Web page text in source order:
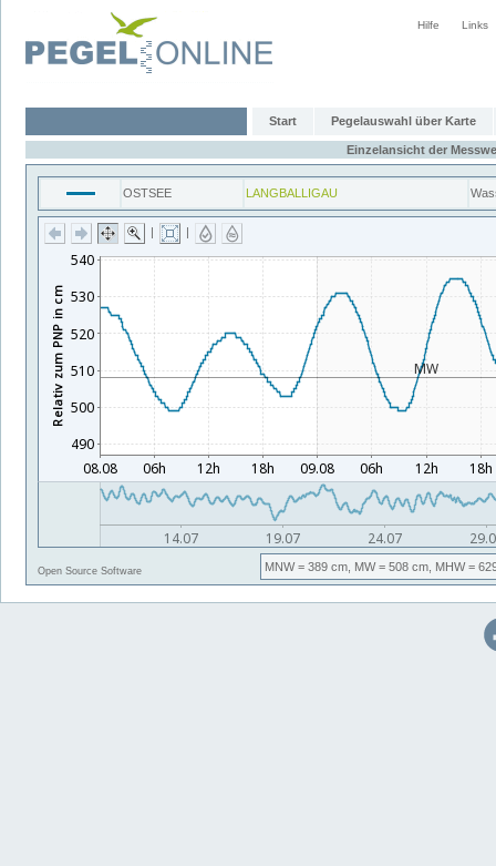
Hilfe Links
Start Pegelauswahl über Karte
Einzelansicht der
OSTSEE LANGBALLIGAU
| |
Open Source Software MNW= 389 cm, MW= 508 cm, MHW=